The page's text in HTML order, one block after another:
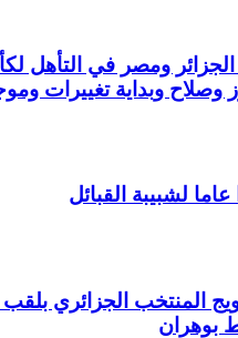
ومصر في التأهل
وصلاح وبداية تغييرات
عاما لشبيبة القبائل
المنتخب الجزائري
بوهران